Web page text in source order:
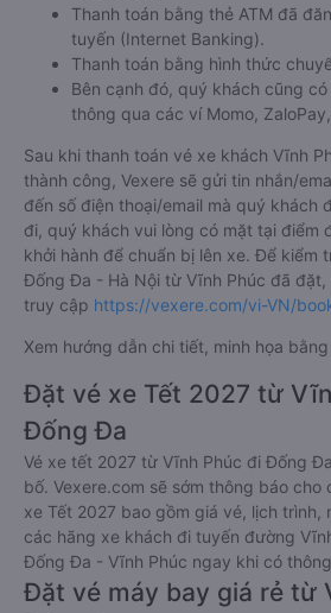
Thanh toán bằng thẻ ATM đã
tuyến (Internet Banking).
Thanh toán bằng hình thức
Bên cạnh đó, quý khách cũng
thông qua các ví Momo,
Sau khi thanh toán vé xe khách Vĩnh
thành công, Vexere sẽ gửi tin nhắn/
đến số điện thoại/email mà quý khách
đi, quý khách vui lòng có mặt tại điểm
khởi hành để chuẩn bị lên xe. Để kiểm
Đống Đa - Hà Nội từ Vĩnh Phúc đã đặt,
truy cập https://vexere.com/vi-VN/
Xem hướng dẫn chi tiết, minh họa bằng
Đặt vé xe Tết 2027 từ
Đống Đa
Vé xe tết 2027 từ Vĩnh Phúc đi Đống
bố. Vexere.com sẽ sớm thông báo cho
xe Tết 2027 bao gồm giá vé, lịch trình,
các hãng xe khách đi tuyến đường
Đống Đa - Vĩnh Phúc ngay khi có
Đặt vé máy bay giá rẻ từ